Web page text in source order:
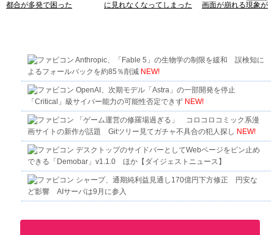
都合が多発で困った
に見れなくなってしまった
画面が崩れる現象が
Anthropic、「Fable 5」の生物学の制限を緩和 誤検知に
よるフォールバックを約85％削減 NEW!
OpenAI、次期モデル「Astra」の一部開発を停止
「Critical」級サイバー能力の可能性否定できず NEW!
「ゲーム運営の修羅場過ぎる」 コロコロコミック系漫
画サイトの新作が話題 Gitツリー見てガチャ不具合の犯人探し NEW!
デスクトップのサイドバーとしてWebページをピン止め
できる「Demobar」v1.1.0 ほか【ダイジェストニュース】
シャープ、通期純利益見通し170億円下方修正 円安な
ど影響 AIサーバは9月に参入